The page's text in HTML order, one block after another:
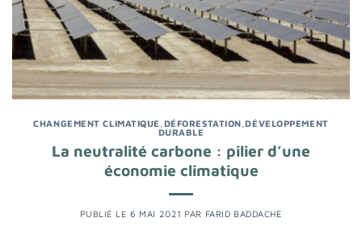
CHANGEMENT CLIMATIQUE DÉFORESTATION ,DÉVELOPPEMENT
DURABLE
La neutralité carbone : pilier d’une
économie climatique
PUBLIÉ LE6 MAI 2021 PAR FARID BADDACHE